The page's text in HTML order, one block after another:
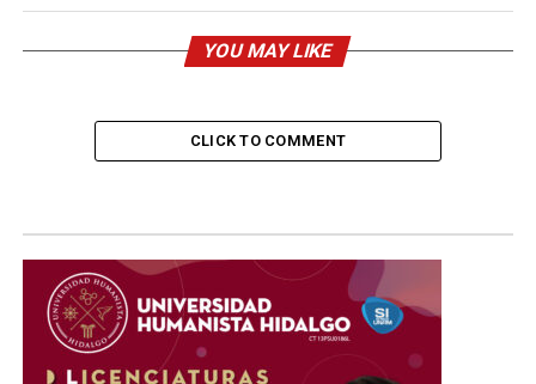
YOU MAY LIKE
CLICK TO COMMENT